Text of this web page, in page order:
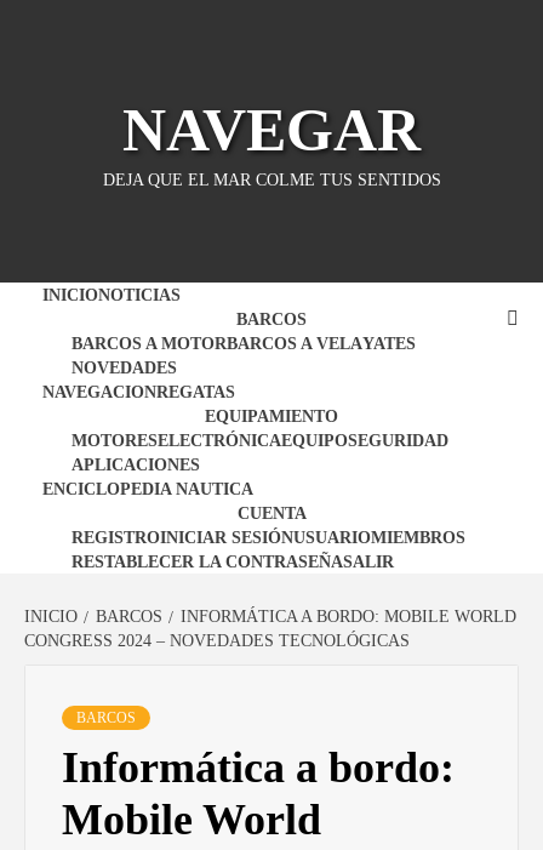
NAVEGAR
DEJA QUE EL MAR COLME TUS SENTIDOS
INICIONOTICIAS
BARCOS
BARCOS A MOTORBARCOS A VELAYATES
NOVEDADES
NAVEGACIONREGATAS
EQUIPAMIENTO
MOTORESELECTRÓNICAEQUIPOSEGURIDAD
APLICACIONES
ENCICLOPEDIA NAUTICA
CUENTA
REGISTROINICIAR SESIÓNUSUARIOMIEMBROS
RESTABLECER LA CONTRASEÑASALIR
INICIO BARCOS
INFORMÁTICA A BORDO: MOBILE WORLD
CONGRESS 2024 – NOVEDADES TECNOLÓGICAS
BARCOS
Informática a bordo:
Mobile World